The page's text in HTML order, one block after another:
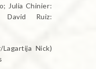
Julia Chinier:
Ruiz:
Lagartija Nick)